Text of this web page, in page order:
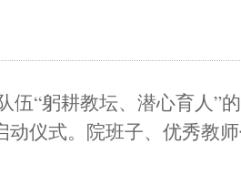
伍“躬耕教坛、潜心育人”
动仪式。 院班子、优秀教